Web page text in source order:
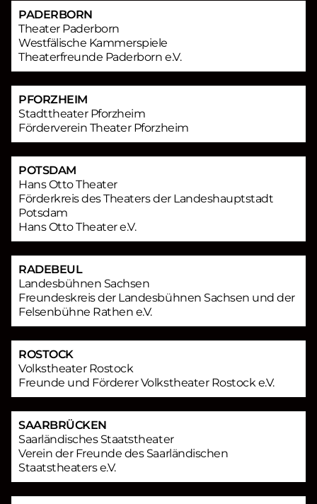
PADERBORN
Theater Paderborn
Westfälische Kammerspiele
Theaterfreunde Paderborn e.V.
PFORZHEIM
Stadttheater Pforzheim
Förderverein Theater Pforzheim
POTSDAM
Hans Otto Theater
Förderkreis des Theaters der Landeshauptstadt
Potsdam
Hans Otto Theater e.V.
RADEBEUL
Landesbühnen Sachsen
Freundeskreis der Landesbühnen Sachsen und der
Felsenbühne Rathen e.V.
ROSTOCK
Volkstheater Rostock
Freunde und Förderer Volkstheater Rostock e.V.
SAARBRÜCKEN
Saarländisches Staatstheater
Verein der Freunde des Saarländischen
Staatstheaters e.V.